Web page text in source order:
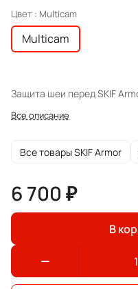
Цвет : Multicam
Multicam
Защита шеи перед SKIF
Все описание
Все товары SKIF Armor
6 700 ₽
В